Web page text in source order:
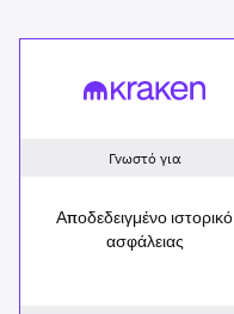
Kraken
Γνωστό για
Αποδεδειγμένο ιστορικό
ασφάλειας